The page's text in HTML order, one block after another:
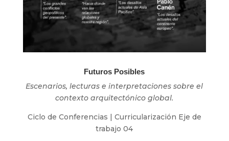
Futuros Posibles
Escenarios, lecturas e interpretaciones sobre el
contexto arquitectónico global.
Ciclo de Conferencias | Curricularización Eje de
trabajo 04